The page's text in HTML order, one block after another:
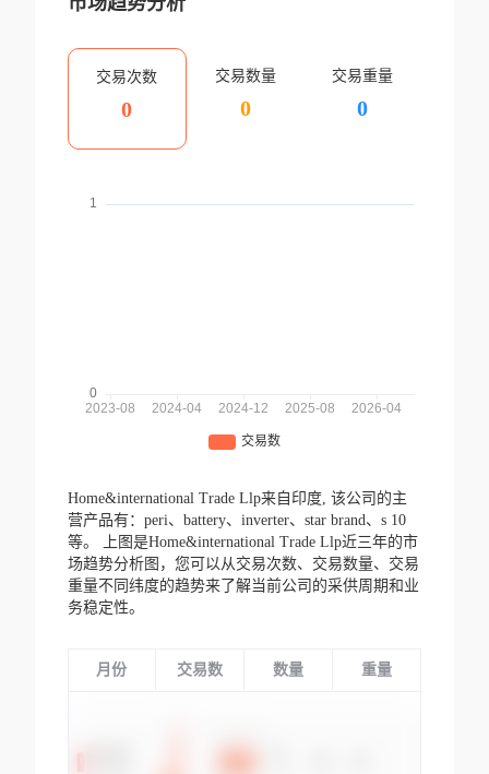
交易次数
0
交易数量
0
交易重量
0
Home&international Trade Llp来自印度, 该公司的主
营产品有：peri、battery、inverter、star brand、s 10
等。
上图是Home&international Trade Llp近三年的市
场趋势分析图，您可以从交易次数、交易数量、交易
重量不同纬度的趋势来了解当前公司的采供周期和业
务稳定性。
月份 交易数 数量 重量